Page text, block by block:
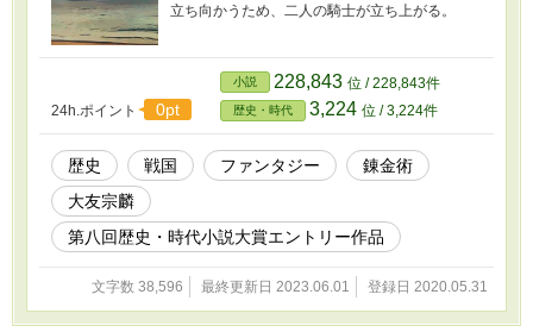
立ち向かうため、二人の騎士が立ち上がる。
24h.ポイント 0pt
小説 228,843 位 / 228,843件
歴史・時代 3,224 位 / 3,224件
歴史 戦国 ファンタジー
錬金術
大友宗麟
第八回歴史・時代小説大賞エントリー作品
文字数 38,596 最終更新日 2023.06.01 登録日 2020.05.31